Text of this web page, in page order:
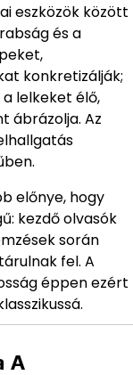
eszközök között
és a
konkretizálják;
lelkeket élő,
ábrázolja. Az
előnye, hogy
kezdő olvasók
során
fel. A
éppen ezért
A